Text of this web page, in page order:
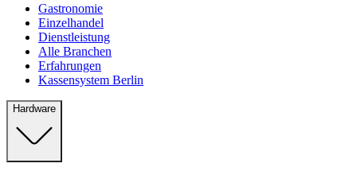
Gastronomie
Einzelhandel
Dienstleistung
Alle Branchen
Erfahrungen
Kassensystem Berlin
Hardware